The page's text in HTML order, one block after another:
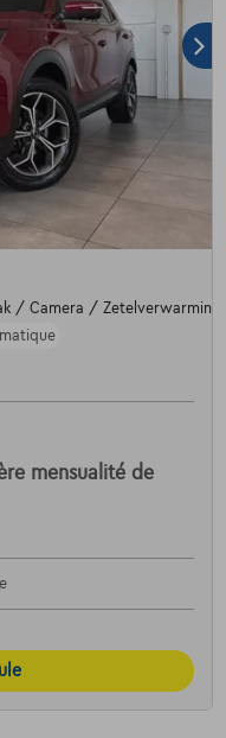
/ Camera /
mensualité de